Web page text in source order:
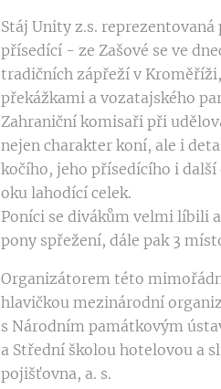
Stáj Unity z.s. reprezentovaná
přísedící - ze Zašové se ve
tradičních zápřeží v
překážkami a vozatajského
Zahraniční komisaři při
nejen charakter koní, ale i
kočího, jeho přísedícího i
oku lahodící celek.
Poníci se divákům velmi líbili
pony spřežení, dále pak 3
Organizátorem této
hlavičkou mezinárodní
s Národním památkovým
a Střední školou hotelovou a
pojišťovna, a. s.